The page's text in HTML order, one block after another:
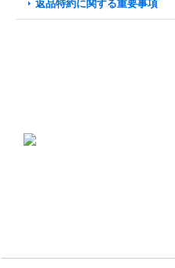
返品特約に関する重要事項